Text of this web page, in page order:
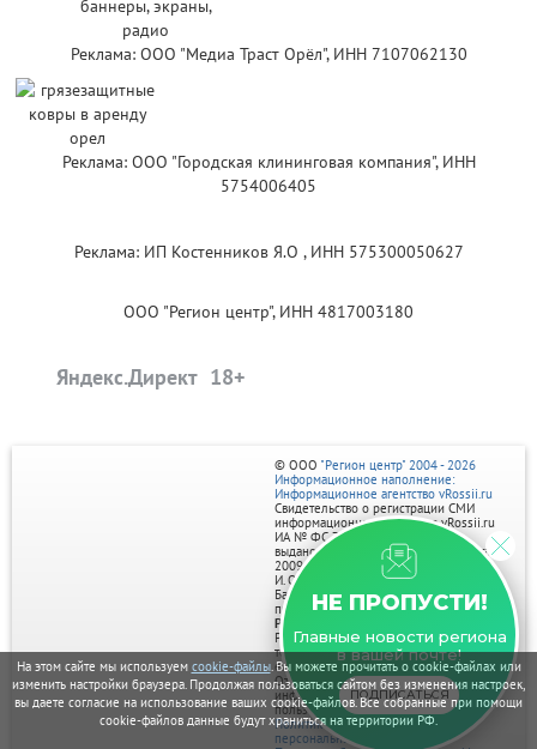
На этом сайте мы используем cookie-файлы. Вы можете прочитать о cookie-файлах или
изменить настройки браузера. Продолжая пользоваться сайтом без изменения настроек,
вы даете согласие на использование ваших cookie-файлов. Все собранные при помощи
cookie-файлов данные будут храниться на территории РФ.
Реклама: ООО "Медиа Траст Орёл", ИНН 7107062130
Реклама: ООО "Городская клининговая компания", ИНН
5754006405
Реклама: ИП Костенников Я.О , ИНН 575300050627
ООО "Регион центр", ИНН 4817003180
Яндекс.Директ
НЕ ПРОПУСТИ!
Главные новости региона
в вашей почте!
ПОДПИСАТЬСЯ
© ООО "Регион центр" 2004 - 2026
Информационное наполнение:
Информационное агентство vRossii.ru
Свидетельство о регистрации СМИ
информационного агентства vRossii.ru
ИА № ФС 77‑35502
выдано РОСКОМНАДЗОРом 04 марта
2009г.
И. О. Главного редактора Нарыков А. Н.
Баннеры на портале размещаются на
правах рекламы.
Реклама на портале:
Рекламное агентство "Умный маркетинг"
тел. 7-910-267-70-40,
email: umnyy.marketing@yandex.ru
Отдельные публикации могут содержать
информацию, не предназначенную для
пользователей до 18 лет.
Политика в отношении обработки
персональных данных